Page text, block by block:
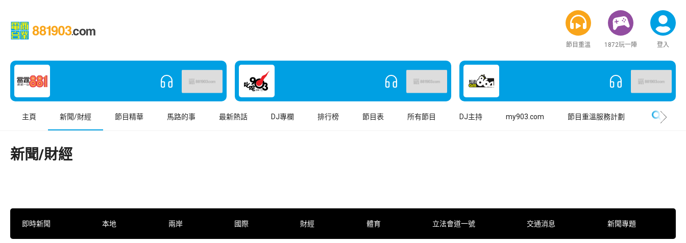
節目重溫 1872玩一陣 登入
主頁 新聞/財經 節目精華 馬路的事 最新熱話 DJ專欄 排行榜 節目表 所有節目 DJ主持 my903.com 節目重溫服務計劃
新聞/財經
即時新聞 本地 兩岸 國際 財經 體育 立法會道一號 交通消息 新聞專題